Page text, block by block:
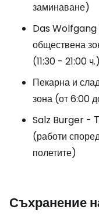
заминаване)
Das Wolfgang
обществена
(11:30 - 21:00 ч.)
Пекарна и
зона (от 6:00
Salz Burger -
(работи
полетите)
Съхранение